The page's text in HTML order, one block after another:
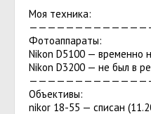
Моя техника:
Фотоаппараты:
Nikon D5100 — временно
Nikon D3200 — не был в
Объективы:
nikor 18-55 — списан